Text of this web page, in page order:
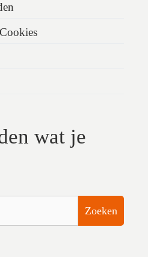
wat je
Zoeken